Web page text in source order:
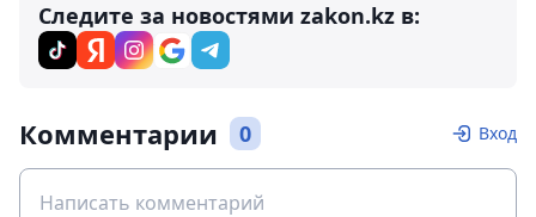
Следите за новостями zakon.kz в:
Комментарии 0 Вход